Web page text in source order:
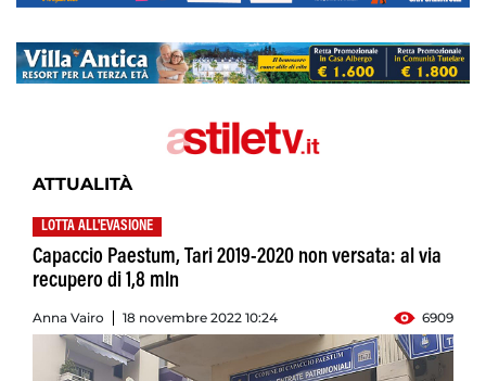
ATTUALITÀ
LOTTA ALL'EVASIONE
Capaccio Paestum, Tari 2019-2020 non versata: al via
recupero di 1,8 mln
Anna Vairo 18 novembre 2022 10:24 6909